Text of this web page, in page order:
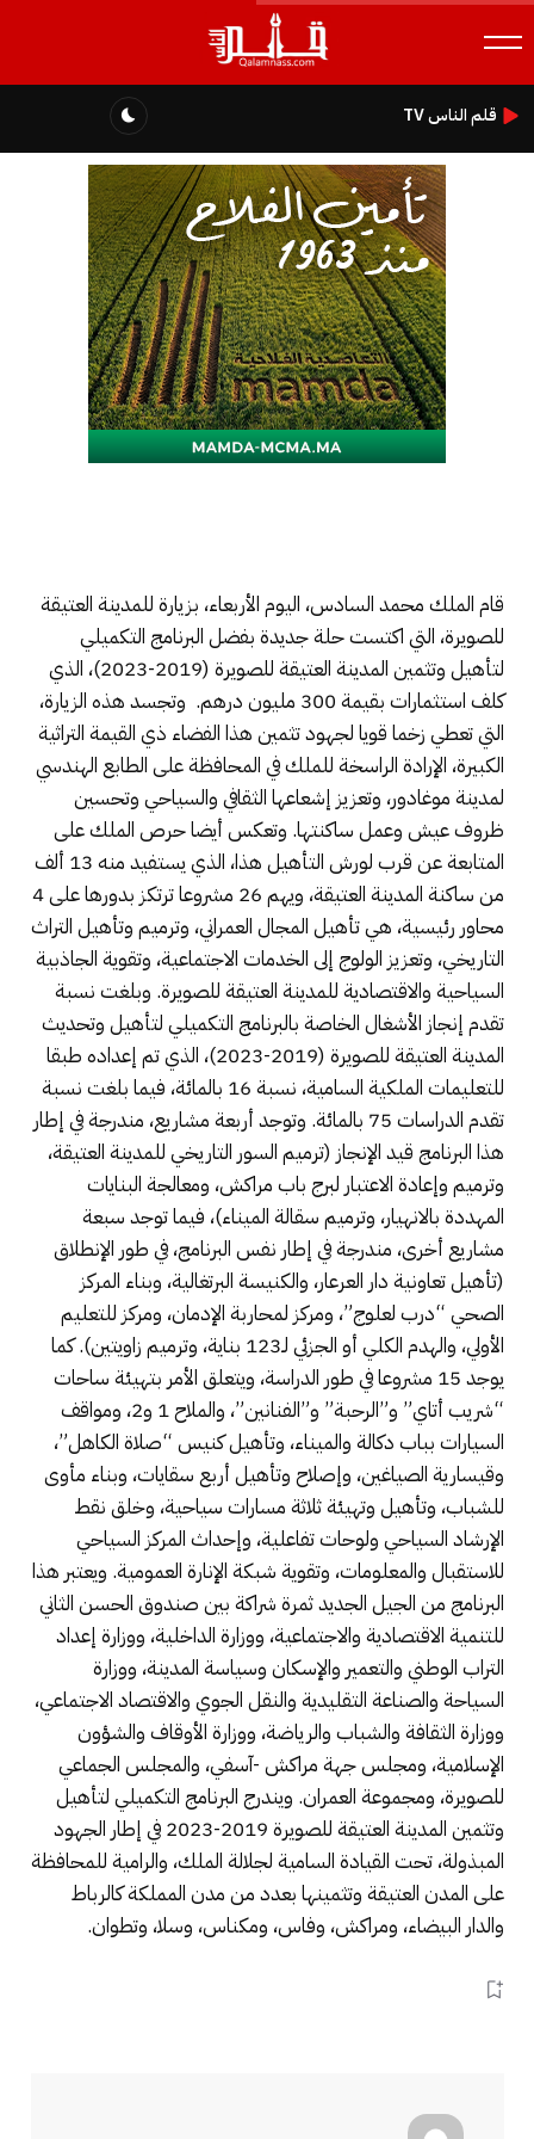
قلم الناس TV
قام الملك محمد السادس، اليوم الأربعاء، بزيارة للمدينة العتيقة
للصويرة، التي اكتست حلة جديدة بفضل البرنامج التكميلي
لتأهيل وتثمين المدينة العتيقة للصويرة (2019-2023)، الذي
كلف استثمارات بقيمة 300 مليون درهم. وتجسد هذه الزيارة،
التي تعطي زخما قويا لجهود تثمين هذا الفضاء ذي القيمة التراثية
الكبيرة، الإرادة الراسخة للملك في المحافظة على الطابع الهندسي
لمدينة موغادور، وتعزيز إشعاعها الثقافي والسياحي وتحسين
ظروف عيش وعمل ساكنتها. وتعكس أيضا حرص الملك على
المتابعة عن قرب لورش التأهيل هذا، الذي يستفيد منه 13 ألف
من ساكنة المدينة العتيقة، ويهم 26 مشروعا ترتكز بدورها على 4
محاور رئيسية، هي تأهيل المجال العمراني، وترميم وتأهيل التراث
التاريخي، وتعزيز الولوج إلى الخدمات الاجتماعية، وتقوية الجاذبية
السياحية والاقتصادية للمدينة العتيقة للصويرة. وبلغت نسبة
تقدم إنجاز الأشغال الخاصة بالبرنامج التكميلي لتأهيل وتحديث
المدينة العتيقة للصويرة (2019-2023)، الذي تم إعداده طبقا
للتعليمات الملكية السامية، نسبة 16 بالمائة، فيما بلغت نسبة
تقدم الدراسات 75 بالمائة. وتوجد أربعة مشاريع، مندرجة في إطار
هذا البرنامج قيد الإنجاز (ترميم السور التاريخي للمدينة العتيقة،
وترميم وإعادة الاعتبار لبرج باب مراكش، ومعالجة البنايات
المهددة بالانهيار، وترميم سقالة الميناء)، فيما توجد سبعة
مشاريع أخرى، مندرجة في إطار نفس البرنامج، في طور الإنطلاق
(تأهيل تعاونية دار العرعار، والكنيسة البرتغالية، وبناء المركز
الصحي “درب لعلوج”، ومركز لمحاربة الإدمان، ومركز للتعليم
الأولي، والهدم الكلي أو الجزئي لـ123 بناية، وترميم زاويتين). كما
يوجد 15 مشروعا في طور الدراسة، ويتعلق الأمر بتهيئة ساحات
“شريب أتاي” و”الرحبة” و”الفنانين”، والملاح 1 و2، ومواقف
السيارات بباب دكالة والميناء، وتأهيل كنيس “صلاة الكاهل”،
وقيسارية الصياغين، وإصلاح وتأهيل أربع سقايات، وبناء مأوى
للشباب، وتأهيل وتهيئة ثلاثة مسارات سياحية، وخلق نقط
الإرشاد السياحي ولوحات تفاعلية، وإحداث المركز السياحي
للاستقبال والمعلومات، وتقوية شبكة الإنارة العمومية. ويعتبر هذا
البرنامج من الجيل الجديد ثمرة شراكة بين صندوق الحسن الثاني
للتنمية الاقتصادية والاجتماعية، ووزارة الداخلية، ووزارة إعداد
التراب الوطني والتعمير والإسكان وسياسة المدينة، ووزارة
السياحة والصناعة التقليدية والنقل الجوي والاقتصاد الاجتماعي،
ووزارة الثقافة والشباب والرياضة، ووزارة الأوقاف والشؤون
الإسلامية، ومجلس جهة مراكش -آسفي، والمجلس الجماعي
للصويرة، ومجموعة العمران. ويندرج البرنامج التكميلي لتأهيل
وتثمين المدينة العتيقة للصويرة 2019-2023 في إطار الجهود
المبذولة، تحت القيادة السامية لجلالة الملك، والرامية للمحافظة
على المدن العتيقة وتثمينها بعدد من مدن المملكة كالرباط
والدار البيضاء، ومراكش، وفاس، ومكناس، وسلا، وتطوان.